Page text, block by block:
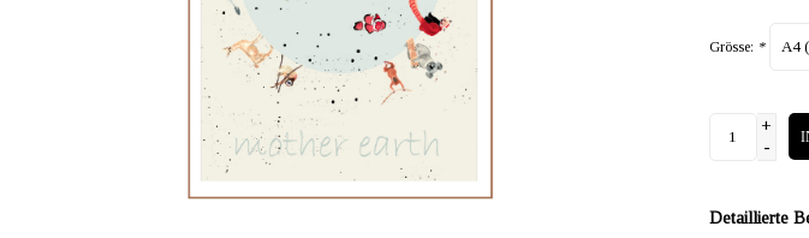
Grösse: *
+
-
Detaillierte